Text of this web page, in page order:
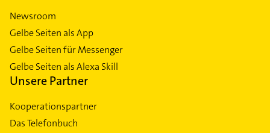
Newsroom
Gelbe Seiten als App
Gelbe Seiten für Messenger
Gelbe Seiten als Alexa Skill
Unsere Partner
Kooperationspartner
Das Telefonbuch